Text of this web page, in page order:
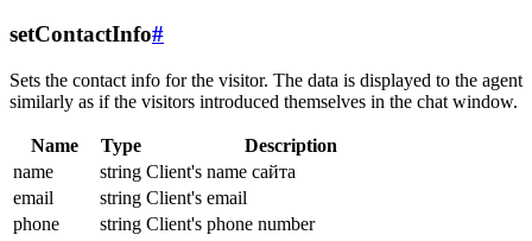
setContactInfo#
Sets the contact info for the visitor. The data is displayed to the agent
similarly as if the visitors introduced themselves in the chat window.
Name Type
Description
name
string Client's name сайта
email
string Client's email
phone
string Client's phone number